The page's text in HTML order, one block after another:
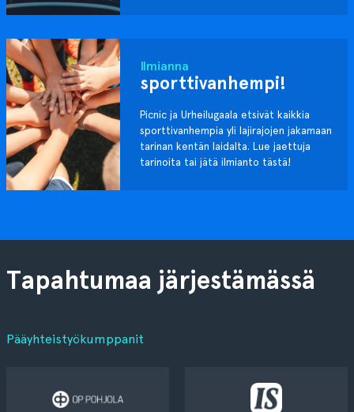
Ilmianna
sporttivanhempi!
Picnic ja Urheilugaala etsivät kaikkia
sporttivanhempia yli lajirajojen jakamaan
tarinan kentän laidalta. Lue jaettuja
tarinoita tai jätä ilmianto tästä!
Tapahtumaa järjestämässä
Pääyhteistyökumppanit